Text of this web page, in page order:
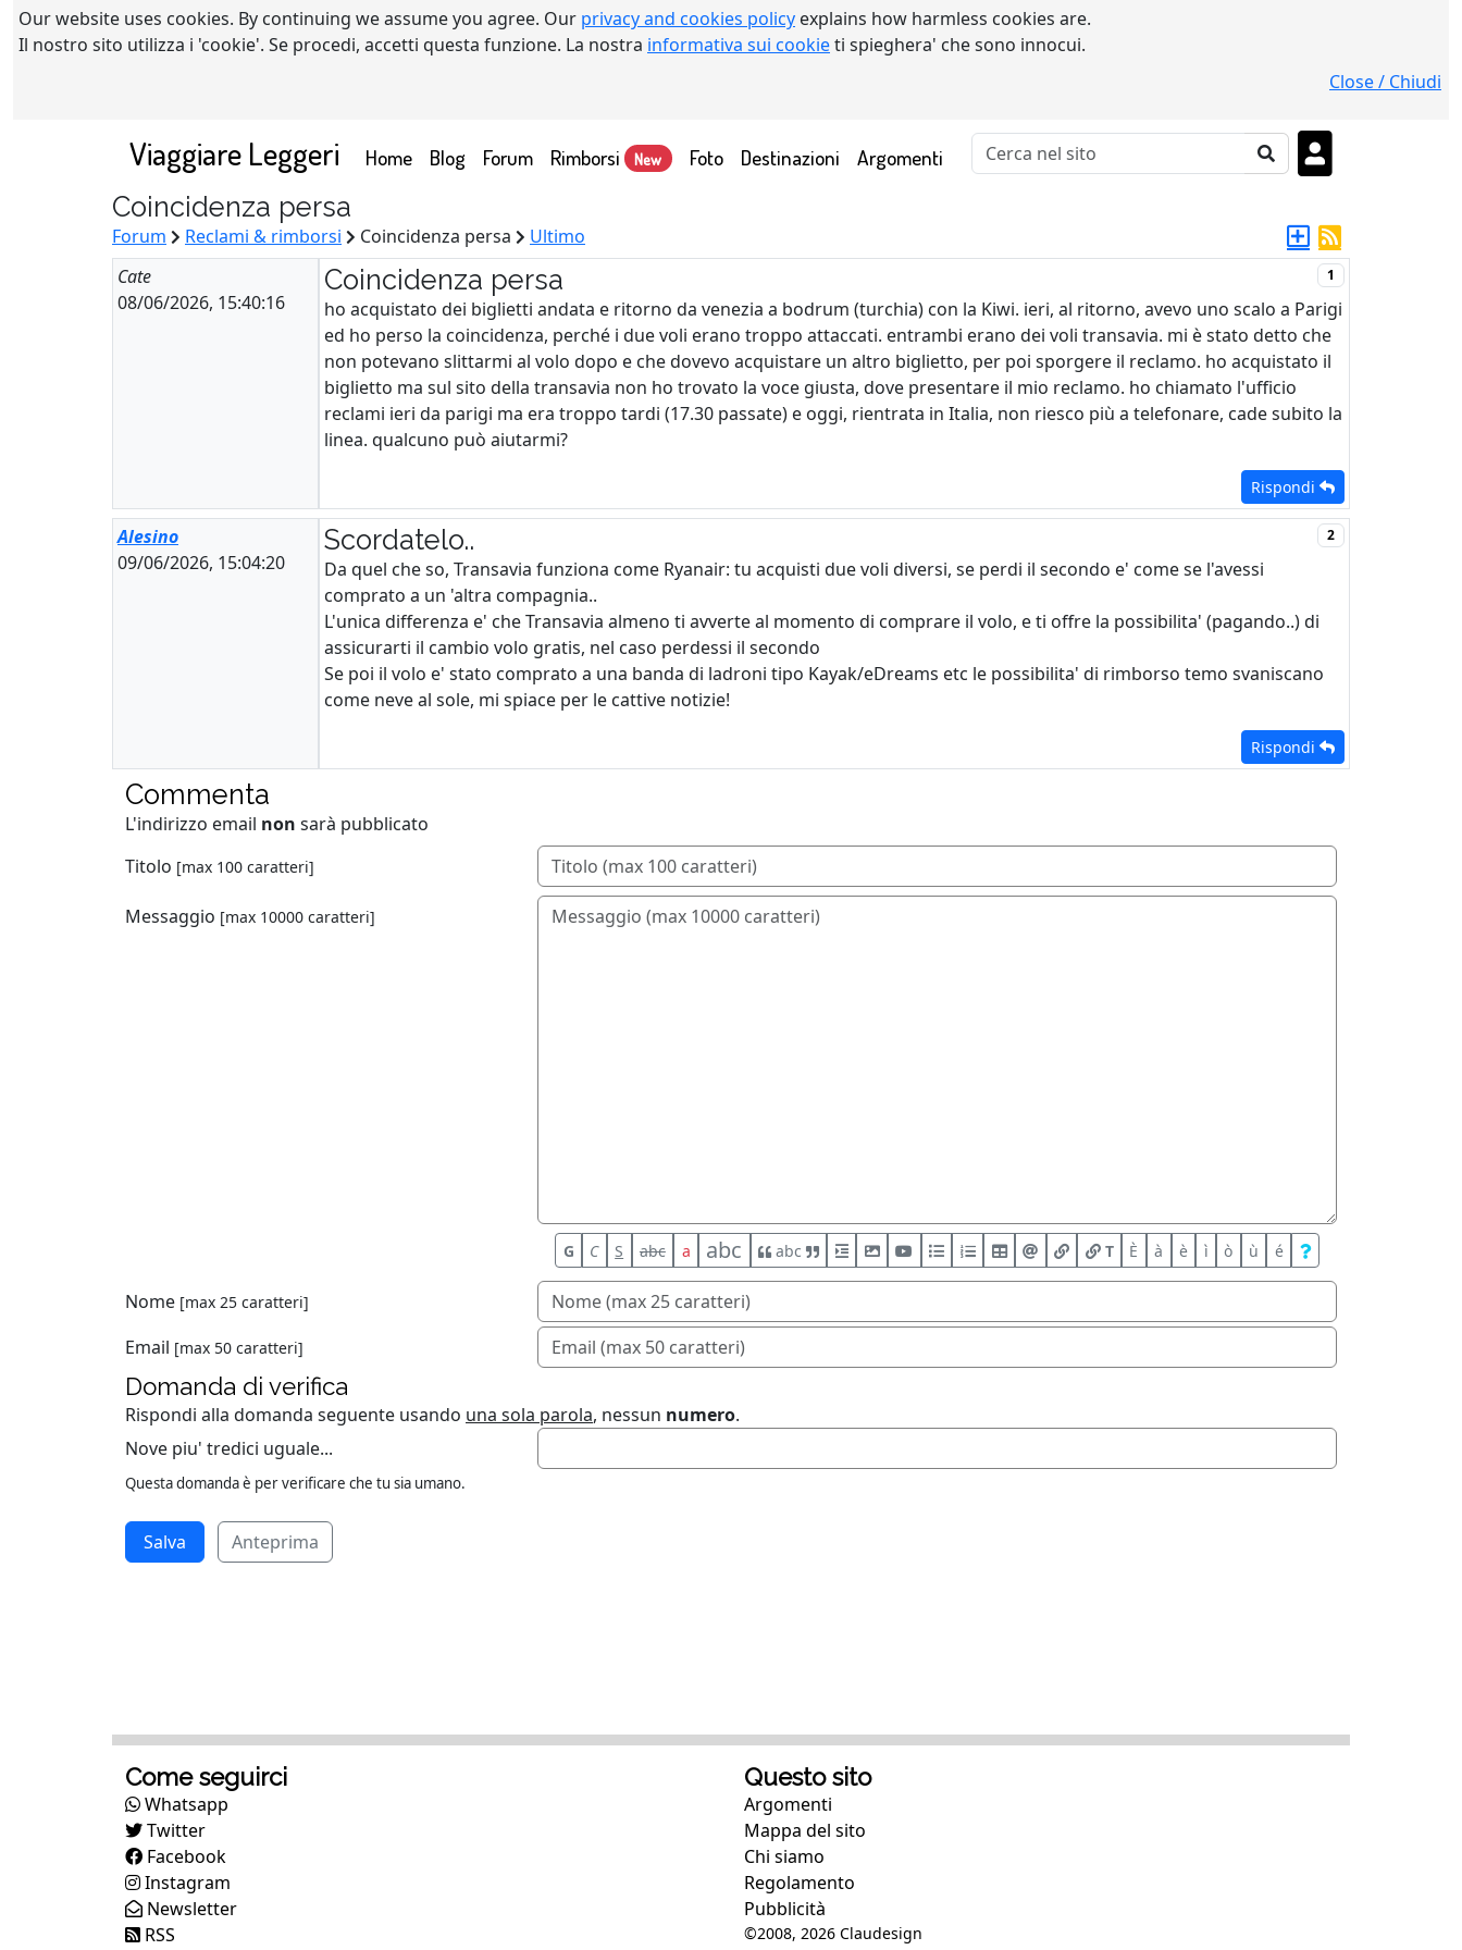
Our website uses cookies. By continuing we assume you agree. Our privacy and cookies policy explains how harmless cookies are.
Il nostro sito utilizza i 'cookie'. Se procedi, accetti questa funzione. La nostra informativa sui cookieti spieghera' che sono innocui.
Close / Chiudi
Viaggiare Leggeri Home(current)
Blog Forum Rimborsi New Foto Destinazioni Argomenti
Coincidenza persa
Forum Reclami & rimborsi Coincidenza persa
Ultimo
Cate
08/06/2026, 15:40:16
1
Coincidenza persa
ho acquistato dei biglietti andata e ritorno da venezia a bodrum (turchia) con la Kiwi. ieri, al ritorno, avevo uno scalo a Parigi
ed ho perso la coincidenza, perché i due voli erano troppo attaccati. entrambi erano dei voli transavia. mi è stato detto che
non potevano slittarmi al volo dopo e che dovevo acquistare un altro biglietto, per poi sporgere il reclamo. ho acquistato il
biglietto ma sul sito della transavia non ho trovato la voce giusta, dove presentare il mio reclamo. ho chiamato l'ufficio
reclami ieri da parigi ma era troppo tardi (17.30 passate) e oggi, rientrata in Italia, non riesco più a telefonare, cade subito la
linea. qualcuno può aiutarmi?
Rispondi
Alesino
09/06/2026, 15:04:20
2
Scordatelo..
Da quel che so, Transavia funziona come Ryanair: tu acquisti due voli diversi, se perdi il secondo e' come se l'avessi
comprato a un 'altra compagnia..
L'unica differenza e' che Transavia almeno ti avverte al momento di comprare il volo, e ti offre la possibilita' (pagando..) di
assicurarti il cambio volo gratis, nel caso perdessi il secondo
Se poi il volo e' stato comprato a una banda di ladroni tipo Kayak/eDreams etc le possibilita' di rimborso temo svaniscano
come neve al sole, mi spiace per le cattive notizie!
Rispondi
Commenta
L'indirizzo email non sarà pubblicato
Titolo [max 100 caratteri]
Messaggio [max 10000 caratteri]
G C S abc a abc abc T È à è ì ò ù é
Nome [max 25 caratteri]
Email [max 50 caratteri]
Domanda di verifica
Rispondi alla domanda seguente usando una sola parola, nessun numero.
Nove piu' tredici uguale...
Questa domanda è per verificare che tu sia umano.
Anteprima
Come seguirci
Whatsapp
Twitter
Facebook
Instagram
Newsletter
RSS
Questo sito
Argomenti
Mappa del sito
Chi siamo
Regolamento
Pubblicità
©2008, 2026 Claudesign